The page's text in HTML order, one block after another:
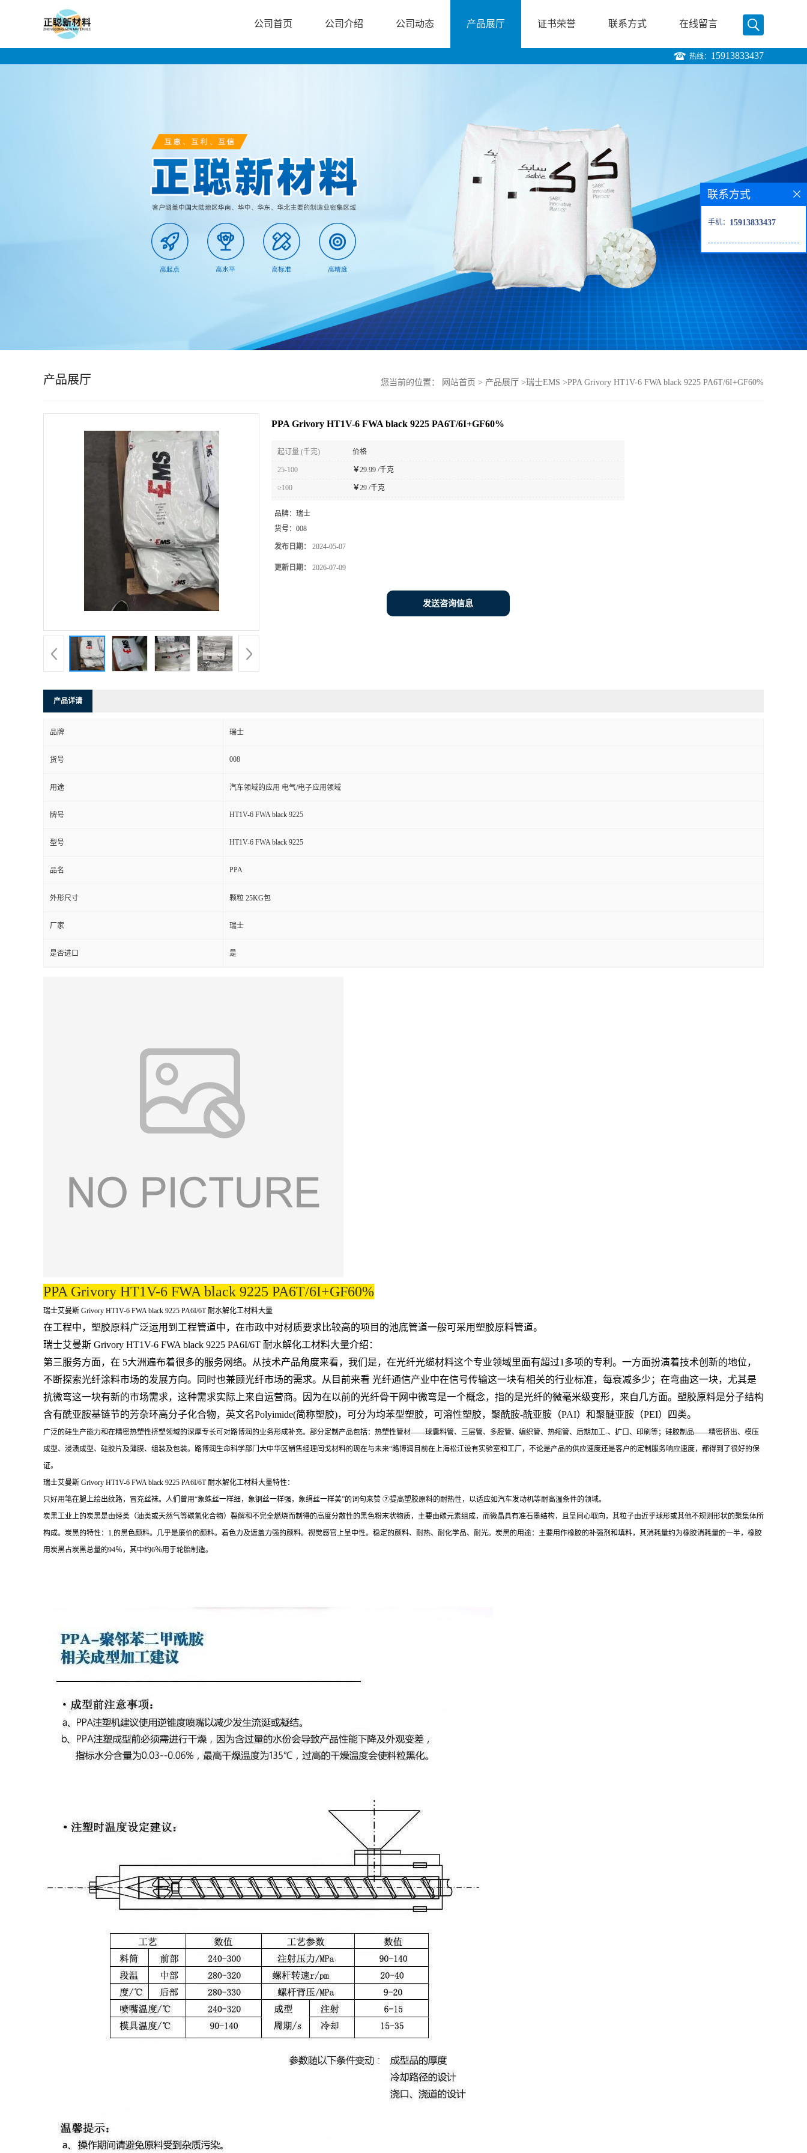
公司首页 公司介绍 公司动态 产品展厅 证书荣誉 联系方式 在线留言
热线： 15913833437
产品展厅 您当前的位置： 网站首页 > 产品展厅 >瑞士EMS >PPA Grivory HT1V-6 FWA black 9225 PA6T/6I+GF60%
PPA Grivory HT1V-6 FWA black 9225 PA6T/6I+GF60%
起订量 (千克) 价格
25-100 ￥29.99 /千克
≥100 ￥29 /千克
品牌： 瑞士
货号： 008
发布日期： 2024-05-07
更新日期： 2026-07-09
发送咨询信息
产品详请
品牌 瑞士
货号 008
用途 汽车领域的应用 电气/电子应用领域
牌号 HT1V-6 FWA black 9225
型号 HT1V-6 FWA black 9225
品名 PPA
外形尺寸 颗粒 25KG包
厂家 瑞士
是否进口 是
PPA Grivory HT1V-6 FWA black 9225 PA6T/6I+GF60%
瑞士艾曼斯 Grivory HT1V-6 FWA black 9225 PA6I/6T 耐水解化工材料大量
在工程中，塑胶原料广泛运用到工程管道中，在市政中对材质要求比较高的项目的池底管道一般可采用塑胶原料管道。
瑞士艾曼斯 Grivory HT1V-6 FWA black 9225 PA6I/6T 耐水解化工材料大量介绍：
第三服务方面，在 5大洲遍布着很多的服务网络。从技术产品角度来看，我们是，在光纤光缆材料这个专业领域里面有超过1多项的专利。一方面扮演着技术创新的地位，
不断探索光纤涂料市场的发展方向。同时也兼顾光纤市场的需求。从目前来看 光纤通信产业中在信号传输这一块有相关的行业标准，每衰减多少；在弯曲这一块，尤其是
抗微弯这一块有新的市场需求，这种需求实际上来自运营商。因为在以前的光纤骨干网中微弯是一个概念，指的是光纤的微毫米级变形，来自几方面。塑胶原料是分子结构
含有酰亚胺基链节的芳杂环高分子化合物，英文名Polyimide(简称塑胶)，可分为均苯型塑胶，可溶性塑胶，聚酰胺-酰亚胺（PAI）和聚醚亚胺（PEI）四类。
广泛的硅生产能力和在精密热塑性挤塑领域的深厚专长可对路博润的业务形成补充。部分定制产品包括：热塑性管材——球囊料管、三层管、多腔管、编织管、热缩管、后期加工-、扩口、印刷等；硅胶制品——精密挤出、模压
成型、浸渍成型、硅胶片及薄膜、组装及包装。路博润生命科学部门大中华区销售经理闫戈材料的现在与未来“路博润目前在上海松江设有实验室和工厂，不论是产品的供应速度还是客户的定制服务响应速度，都得到了很好的保
证。
瑞士艾曼斯 Grivory HT1V-6 FWA black 9225 PA6I/6T 耐水解化工材料大量特性：
只好用笔在腿上绘出纹路，冒充丝袜。人们曾用“象蛛丝一样细，象钢丝一样强，象绢丝一样美”的词句来赞 ⑦提高塑胶原料的耐热性，以适应如汽车发动机等耐高温条件的领域。
炭黑工业上的炭黑是由烃类（油类或天然气等碳氢化合物）裂解和不完全燃烧而制得的高度分散性的黑色粉末状物质，主要由碳元素组成，而微晶具有准石墨结构，且呈同心取向，其粒子由近乎球形或其他不规则形状的聚集体所
构成。炭黑的特性：1.的黑色颜料。几乎是廉价的颜料。着色力及遮盖力强的颜料。视觉感官上呈中性。稳定的颜料、耐热、耐化学品、耐光。炭黑的用途：主要用作橡胶的补强剂和填料，其消耗量约为橡胶消耗量的一半，橡胶
用炭黑占炭黑总量的94％，其中约6％用于轮胎制造。
联系方式
手机： 15913833437